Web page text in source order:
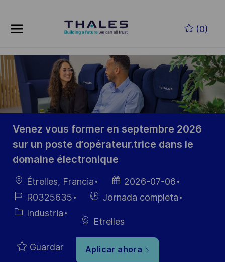
(0)
-
Venez vous former en septembre 2026
sur un poste d’opérateur.trice dans le
domaine électronique
Ubicación
Étrelles, Francia
Fecha de
publicación
2026-07-06
ID de
empleo
R0325635
HiringJornada completa
Categoría
Industria
Etrelles
Guardar Aplicar ahora